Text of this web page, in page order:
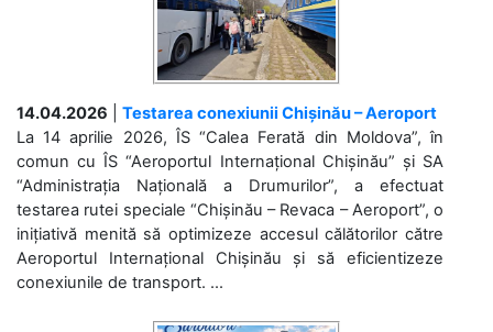
14.04.2026
Testarea conexiunii Chișinău – Aeroport
La 14 aprilie 2026, ÎS “Calea Ferată din Moldova”, în
comun cu ÎS “Aeroportul Internațional Chișinău” și SA
“Administrația Națională a Drumurilor”, a efectuat
testarea rutei speciale “Chișinău – Revaca – Aeroport”, o
inițiativă menită să optimizeze accesul călătorilor către
Aeroportul Internațional Chișinău și să eficientizeze
conexiunile de transport. ...